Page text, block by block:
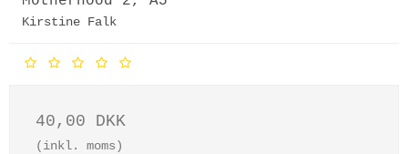
Kirstine Falk
40,00 DKK
(inkl. moms)